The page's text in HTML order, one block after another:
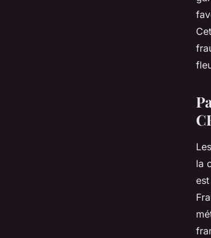
Les
la